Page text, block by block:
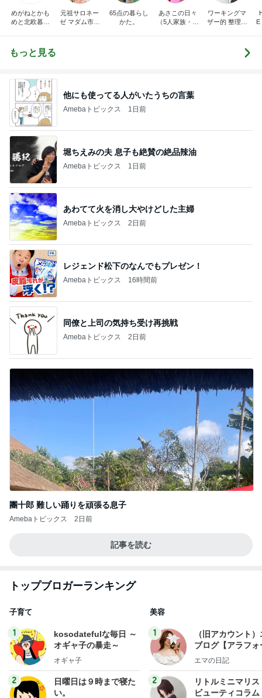
めがねとかも
めと北欧暮ら
元祖サロネー
ゼ マダム市川
65点の暮らし
かた。
あさこの日々
（5人家族・投
ワーキングマ
ザー的 整理収
E
もっと見る
他にも使ってる人がいたうちの言葉
Amebaトピックス 1日前
堀ちえみの夫 息子も絶賛の絶品辣油
Amebaトピックス 1日前
あわてて火を消し大やけどした主婦
Amebaトピックス 2日前
レジェンド松下のなんでもプレゼン！
Amebaトピックス 16時間前
同僚と上司の気持ち受け再挑戦
Amebaトピックス 2日前
團十郎 難しい踊りを頑張る息子
Amebaトピックス 2日前
記事を読む
トップブロガーランキング
子育て
1
kosodatefulな毎日 ～
オギャ子の暴走～
オギャ子
2
日曜日は９時まで寝た
い。
美容
1
（旧アカウント
ブログ【アラフォ
社売却セカンドラ
エマの日記
2
リトルミニマリス
ビューティコラ